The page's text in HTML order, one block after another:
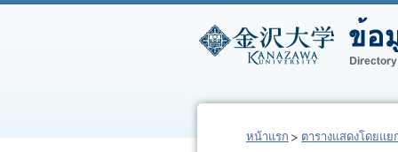
หน้าแรก ตารางแสดงโดยแ